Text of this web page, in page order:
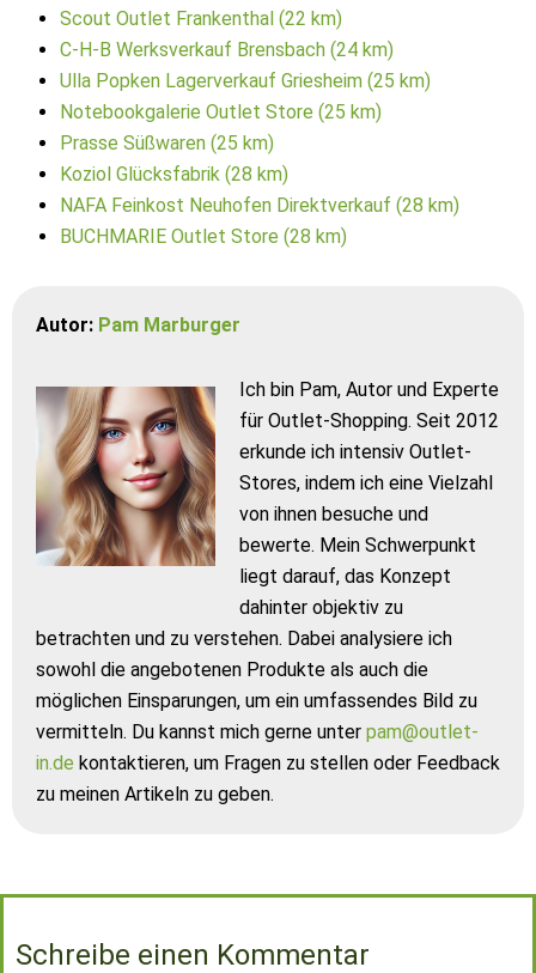
Scout Outlet Frankenthal (22 km)
C-H-B Werksverkauf Brensbach (24 km)
Ulla Popken Lagerverkauf Griesheim (25 km)
Notebookgalerie Outlet Store (25 km)
Prasse Süßwaren (25 km)
Koziol Glücksfabrik (28 km)
NAFA Feinkost Neuhofen Direktverkauf (28 km)
BUCHMARIE Outlet Store (28 km)
Autor: Pam Marburger
Ich bin Pam, Autor und Experte
für Outlet-Shopping. Seit 2012
erkunde ich intensiv Outlet-
Stores, indem ich eine Vielzahl
von ihnen besuche und
bewerte. Mein Schwerpunkt
liegt darauf, das Konzept
dahinter objektiv zu
betrachten und zu verstehen. Dabei analysiere ich
sowohl die angebotenen Produkte als auch die
möglichen Einsparungen, um ein umfassendes Bild zu
vermitteln. Du kannst mich gerne unter pam@outlet-
in.de kontaktieren, um Fragen zu stellen oder Feedback
zu meinen Artikeln zu geben.
Schreibe einen Kommentar